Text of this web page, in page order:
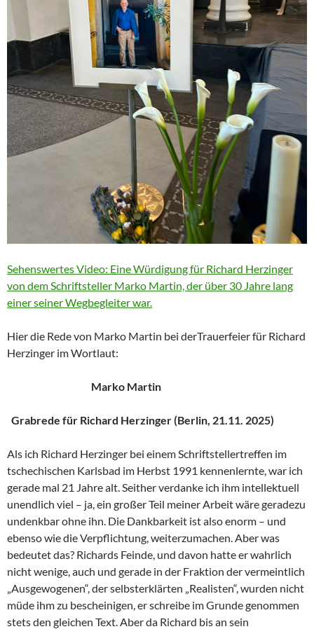
Sehenswertes Video: Eine Würdigung für Richard Herzinger
von dem Schriftsteller Marko Martin, der über 30 Jahre lang
einer seiner Wegbegleiter war.
Hier die Rede von Marko Martin bei derTrauerfeier für Richard
Herzinger im Wortlaut:
Marko Martin
Grabrede für Richard Herzinger (Berlin, 21.11. 2025)
Als ich Richard Herzinger bei einem Schriftstellertreffen im
tschechischen Karlsbad im Herbst 1991 kennenlernte, war ich
gerade mal 21 Jahre alt. Seither verdanke ich ihm intellektuell
unendlich viel – ja, ein großer Teil meiner Arbeit wäre geradezu
undenkbar ohne ihn. Die Dankbarkeit ist also enorm – und
ebenso wie die Verpflichtung, weiterzumachen. Aber was
bedeutet das? Richards Feinde, und davon hatte er wahrlich
nicht wenige, auch und gerade in der Fraktion der vermeintlich
„Ausgewogenen“, der selbsterklärten „Realisten“, wurden nicht
müde ihm zu bescheinigen, er schreibe im Grunde genommen
stets den gleichen Text. Aber da Richard bis an sein